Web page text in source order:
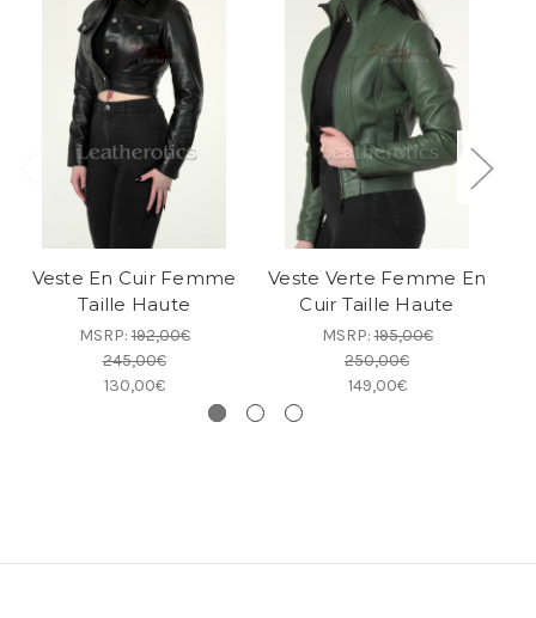
Veste En Cuir Femme
Taille Haute
MSRP:192,00€
245,00€
130,00€
Veste Verte Femme En
Cuir Taille Haute
MSRP:195,00€
250,00€
149,00€